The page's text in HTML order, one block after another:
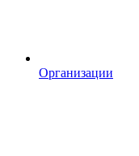
Организации